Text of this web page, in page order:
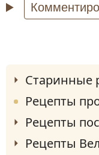
Старинные
Рецепты
Рецепты
Рецепты